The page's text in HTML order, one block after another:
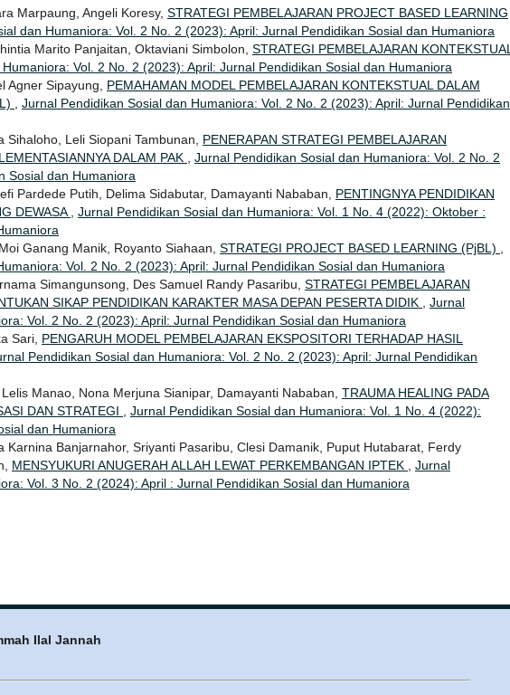
Marpaung, Angeli Koresy, STRATEGI PEMBELAJARAN PROJECT BASED LEARNING
dan Humaniora: Vol. 2 No. 2 (2023): April: Jurnal Pendidikan Sosial dan Humaniora
Marito Panjaitan, Oktaviani Simbolon, STRATEGI PEMBELAJARAN KONTEKSTUAL
Vol. 2 No. 2 (2023): April: Jurnal Pendidikan Sosial dan Humaniora
Agner Sipayung, PEMAHAMAN MODEL PEMBELAJARAN KONTEKSTUAL DALAM
Jurnal Pendidikan Sosial dan Humaniora: Vol. 2 No. 2 (2023): April: Jurnal Pendidikan
Leli Siopani Tambunan, PENERAPAN STRATEGI PEMBELAJARAN
DALAM PAK
Jurnal Pendidikan Sosial dan Humaniora: Vol. 2 No. 2
Sosial dan Humaniora
Pardede Putih, Delima Sidabutar, Damayanti Nababan, PENTINGNYA PENDIDIKAN
DEWASA
Jurnal Pendidikan Sosial dan Humaniora: Vol. 1 No. 4 (2022): Oktober :
Ganang Manik, Royanto Siahaan, STRATEGI PROJECT BASED LEARNING (PjBL)
Vol. 2 No. 2 (2023): April: Jurnal Pendidikan Sosial dan Humaniora
Simangunsong, Des Samuel Randy Pasaribu, STRATEGI PEMBELAJARAN
SIKAP PENDIDIKAN KARAKTER MASA DEPAN PESERTA DIDIK
Jurnal
Vol. 2 No. 2 (2023): April: Jurnal Pendidikan Sosial dan Humaniora
Sari, PENGARUH MODEL PEMBELAJARAN EKSPOSITORI TERHADAP HASIL
Pendidikan Sosial dan Humaniora: Vol. 2 No. 2 (2023): April: Jurnal Pendidikan
Manao, Nona Merjuna Sianipar, Damayanti Nababan, TRAUMA HEALING PADA
DAN STRATEGI
Jurnal Pendidikan Sosial dan Humaniora: Vol. 1 No. 4 (2022):
dan Humaniora
Karnina Banjarnahor, Sriyanti Pasaribu, Clesi Damanik, Puput Hutabarat, Ferdy
MENSYUKURI ANUGERAH ALLAH LEWAT PERKEMBANGAN IPTEK
Jurnal
Vol. 3 No. 2 (2024): April : Jurnal Pendidikan Sosial dan Humaniora
Ilal Jannah